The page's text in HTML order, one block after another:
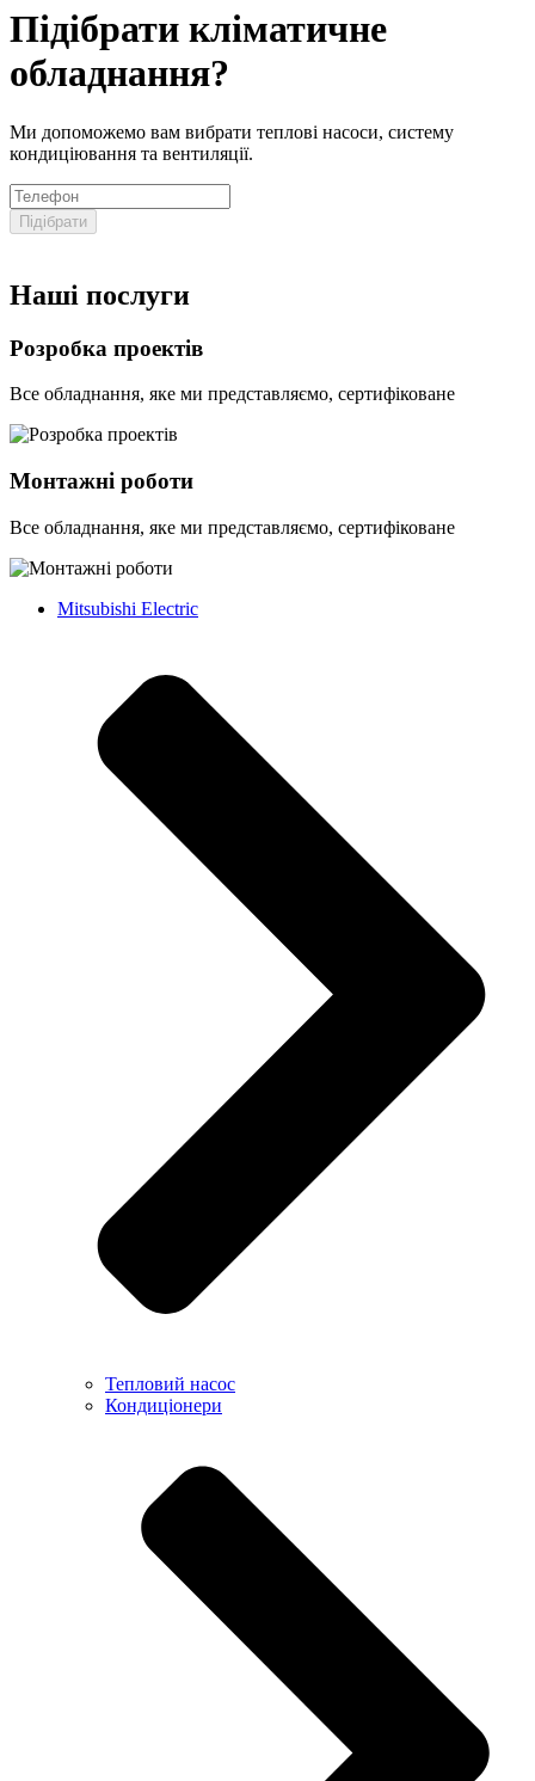
Підібрати кліматичне
обладнання?
Ми допоможемо вам вибрати теплові насоси, систему
кондиціювання та вентиляції.
Підібрати
Наші послуги
Розробка проектів
Все обладнання, яке ми представляємо, сертифіковане
Монтажні роботи
Все обладнання, яке ми представляємо, сертифіковане
Mitsubishi Electric
Тепловий насос
Кондиціонери